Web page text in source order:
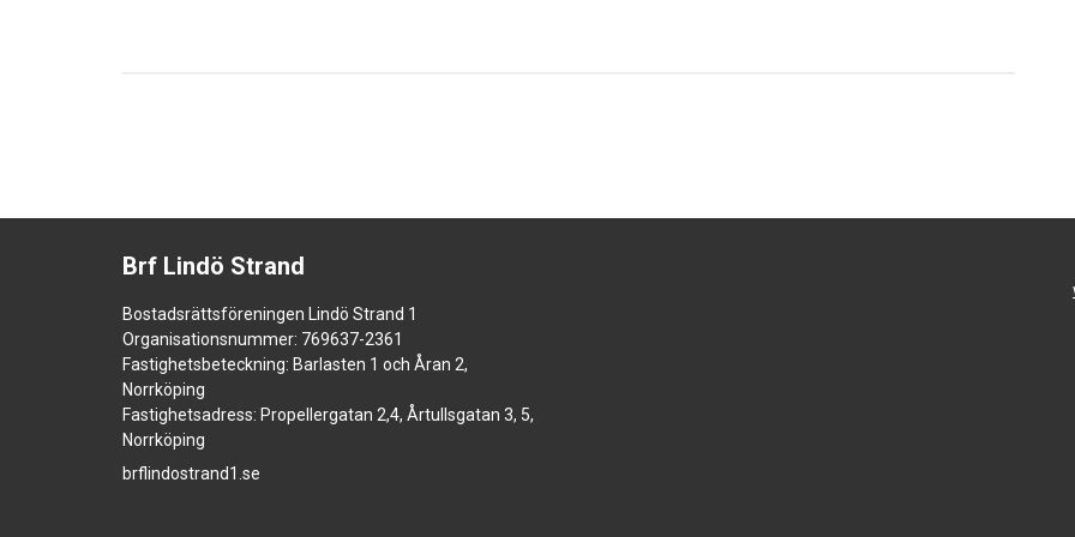
Brf Lindö Strand
Bostadsrättsföreningen Lindö Strand 1
Organisationsnummer: 769637-2361
Fastighetsbeteckning: Barlasten 1 och Åran 2,
Norrköping
Fastighetsadress: Propellergatan 2,4, Årtullsgatan 3, 5,
Norrköping
brflindostrand1.se